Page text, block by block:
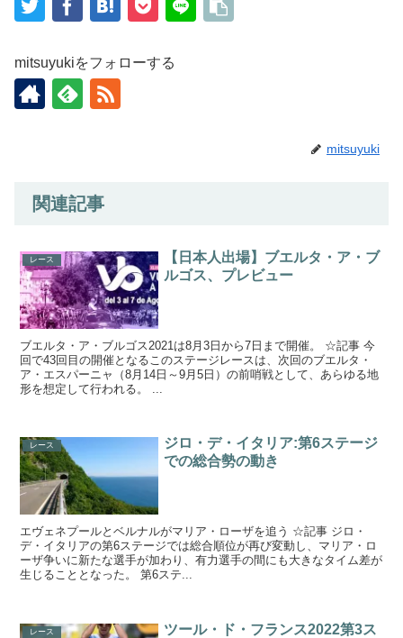
mitsuyukiをフォローする
mitsuyuki
関連記事
レース
【日本人出場】ブエルタ・ア・ブ
ルゴス、プレビュー
ブエルタ・ア・ブルゴス2021は8月3日から7日まで開催。 ☆記事 今
回で43回目の開催となるこのステージレースは、次回のブエルタ・
ア・エスパーニャ（8月14日～9月5日）の前哨戦として、あらゆる地
形を想定して行われる。 ...
レース
ジロ・デ・イタリア:第6ステージ
での総合勢の動き
エヴェネプールとベルナルがマリア・ローザを追う ☆記事 ジロ・
デ・イタリアの第6ステージでは総合順位が再び変動し、マリア・ロ
ーザ争いに新たな選手が加わり、有力選手の間にも大きなタイム差が
生じることとなった。 第6ステ...
レース
ツール・ド・フランス2022第3ス